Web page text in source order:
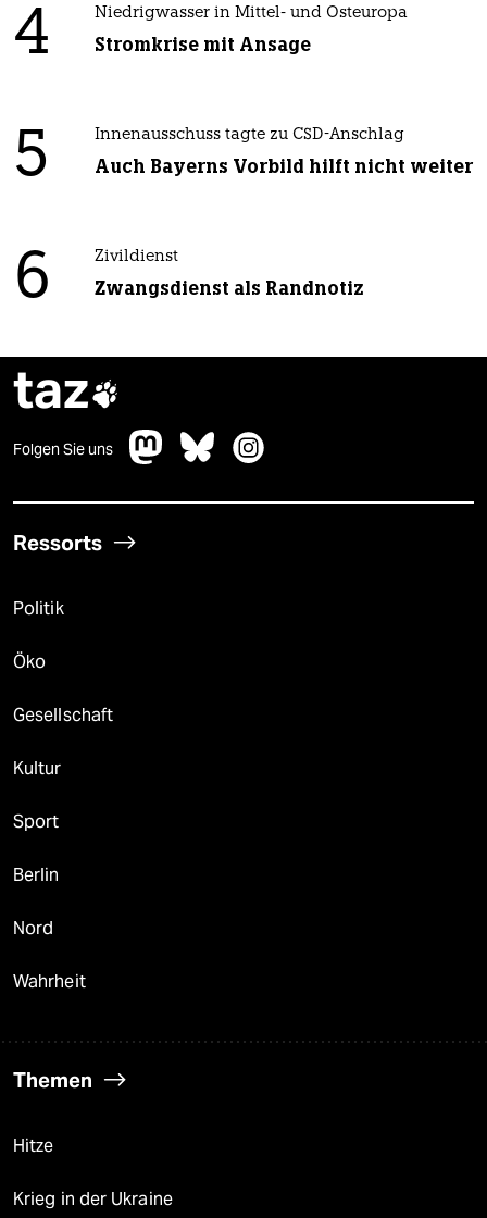
4 Niedrigwasser in Mittel- und Osteuropa
Stromkrise mit Ansage
5 Innenausschuss tagte zu CSD-Anschlag
Auch Bayerns Vorbild hilft nicht weiter
6 Zivildienst
Zwangsdienst als Randnotiz
taz
Folgen Sie uns
Ressorts
Politik
Öko
Gesellschaft
Kultur
Sport
Berlin
Nord
Wahrheit
Themen
Hitze
Krieg in der Ukraine